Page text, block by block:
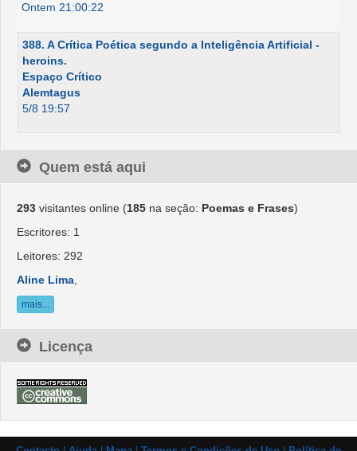
Ontem 21:00:22
388. A Crítica Poética segundo a Inteligência Artificial -
heroins.
Espaço Crítico
Alemtagus
5/8 19:57
Quem está aqui
293 visitantes online (185 na seção: Poemas e Frases)
Escritores: 1
Leitores: 292
Aline Lima
mais...
Licença